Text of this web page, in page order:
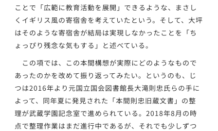
ことで「広範に教育活動を展開」できるような、まさし
くイギリス風の寄宿舎を考えていたという。そして、大坪
はそのような寄宿舎が結局は実現しなかったことを「ち
ょっぴり残念な気もする」と述べている。
この項では、この本間構想が実際にどのようなもので
あったのかを改めて振り返ってみたい。というのも、じ
つは2016年より元国立国会図書館長大滝則忠氏らの手に
よって、同年夏に発見された「本間則忠旧蔵文書」の整
理が武蔵学園記念室で進められている。2018年8月の時
点で整理作業はまだ進行中であるが、それでも少しずつ